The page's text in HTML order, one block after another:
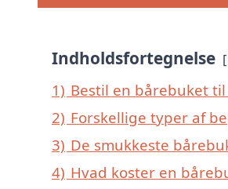
Indholdsfortegnelse
1) Bestil en bårebuket
2) Forskellige typer af
3) De smukkeste
4) Hvad koster en